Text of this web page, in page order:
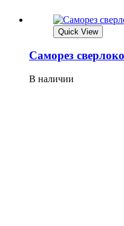
Quick View
Саморез
В наличии